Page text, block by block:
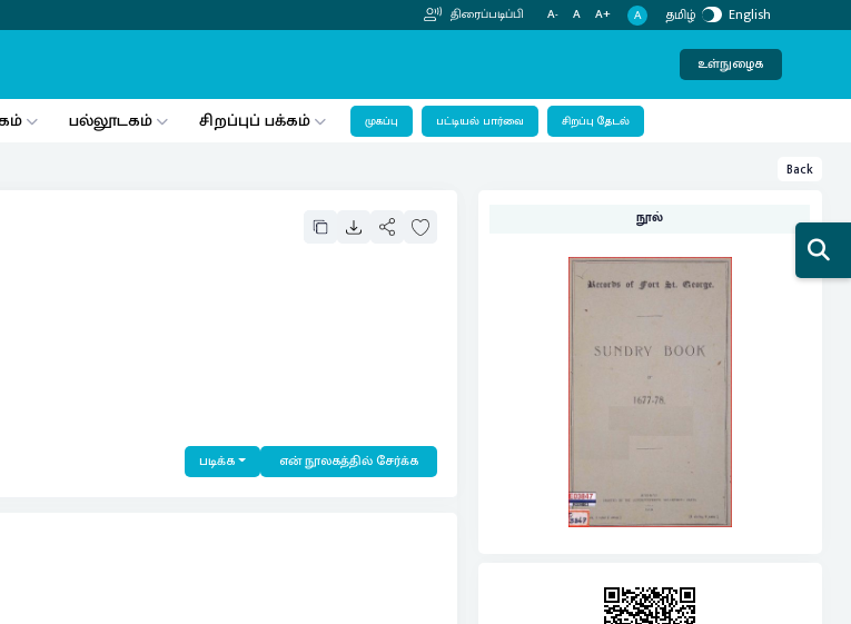
திரைப்படிப்பி A- A A+ A தமிழ் English
உள்நுழைக
பல்லூடகம் சிறப்புப் பக்கம் முகப்பு பட்டியல் பார்வை சிறப்பு தேடல்
Back
படிக்க என் நூலகத்தில் சேர்க்க
நூல்